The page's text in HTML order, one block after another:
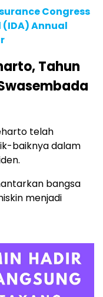
Congress
Annual
Tahun
telah
baiknya dalam
bangsa
menjadi